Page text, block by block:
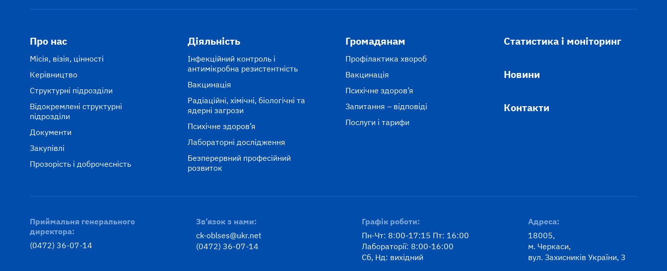
Про нас
Місія, візія, цінності
Керівництво
Структурні підрозділи
Відокремлені структурні
підрозділи
Документи
Закупівлі
Прозорість і доброчесність
Діяльність
Інфекційний контроль і
антимікробна резистентність
Вакцинація
Радіаційні, хімічні, біологічні та
ядерні загрози
Психічне здоров’я
Лабораторні дослідження
Безперервний професійний
розвиток
Громадянам
Профілактика хвороб
Вакцинація
Психічне здоров’я
Запитання – відповіді
Послуги і тарифи
Статистика і моніторинг
Новини
Контакти
Приймальня генерального
директора:
(0472) 36-07-14
Зв’язок з нами:
ck-oblses@ukr.net
(0472) 36-07-14
Графік роботи:
Пн-Чт: 8:00-17:15 Пт: 16:00
Лабораторії: 8:00-16:00
Сб, Нд: вихідний
Адреса:
18005,
м. Черкаси,
вул. Захисників України, 3